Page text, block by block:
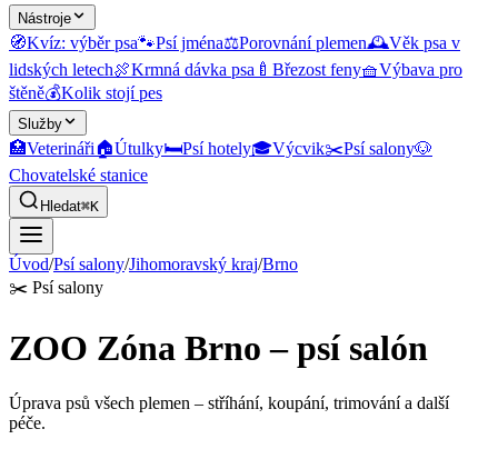
Nástroje
🧭Kvíz: výběr psa🐾Psí jména⚖️Porovnání plemen🕰️Věk psa v
lidských letech🍖Krmná dávka psa 🍼 Březost feny🧺Výbava pro
štěně💰Kolik stojí pes
Služby
🏥Veterináři🏠Útulky🛏️Psí hotely🎓Výcvik✂️Psí salony🐶
Chovatelské stanice
Hledat⌘K
Úvod/Psí salony/Jihomoravský kraj/Brno
✂️ Psí salony
ZOO Zóna Brno – psí salón
Úprava psů všech plemen – stříhání, koupání, trimování a další
péče.